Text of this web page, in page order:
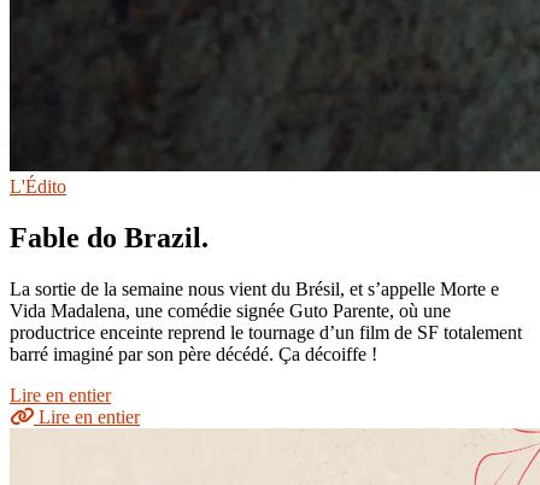
L'Édito
Fable do Brazil.
La sortie de la semaine nous vient du Brésil, et s’appelle Morte e
Vida Madalena, une comédie signée Guto Parente, où une
productrice enceinte reprend le tournage d’un film de SF totalement
barré imaginé par son père décédé. Ça décoiffe !
Lire en entier
Lire en entier